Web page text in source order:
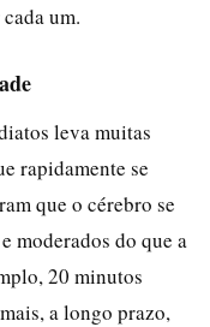
um.
leva muitas
rapidamente se
que o cérebro se
moderados do que a
20 minutos
a longo prazo,